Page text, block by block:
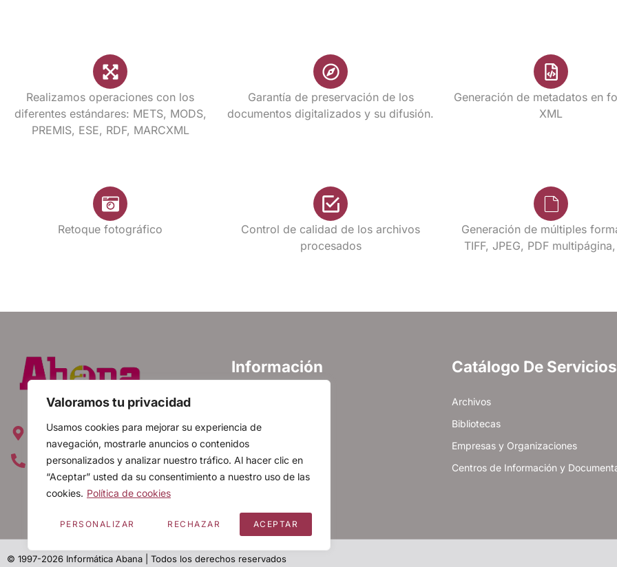
Valoramos tu privacidad
Usamos cookies para mejorar su experiencia de
navegación, mostrarle anuncios o contenidos
personalizados y analizar nuestro tráfico. Al hacer clic en
“Aceptar” usted da su consentimiento a nuestro uso de las
cookies. Política de cookies
PERSONALIZAR RECHAZAR ACEPTAR
Realizamos operaciones con los
diferentes estándares: METS, MODS,
PREMIS, ESE, RDF, MARCXML
Garantía de preservación de los
documentos digitalizados y su difusión.
Generación de metadatos en
XML
Retoque fotográfico
Control de calidad de los archivos
procesados
Generación de múltiples
TIFF, JPEG, PDF
Avda. Emperatriz Isabel, 12 28019
Madrid, España
+34 91 560 20 88
Información
Aviso legal
FAQ
Mapa web
Catálogo De Servicios
Archivos
Bibliotecas
Empresas y Organizaciones
Centros de Información y
© 1997-2026 Informática Abana | Todos los derechos reservados